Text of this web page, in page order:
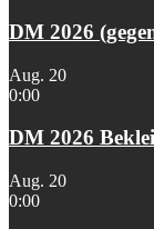
DM 2026
Aug. 20
0:00
DM 2026
Aug. 20
0:00